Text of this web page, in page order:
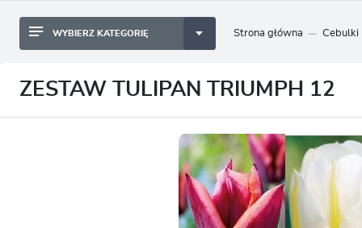
BYLINY SADZONKI BULWY
CEBULKI I SADZONKI WARZYW
SADZONKI TRAW OZDOBNYCH
WYBIERZ KATEGORIĘ
CEBULKI I SADZONKI WARZYW
Strona główna Cebulki
ZESTAW TULIPAN TRIUMPH 12